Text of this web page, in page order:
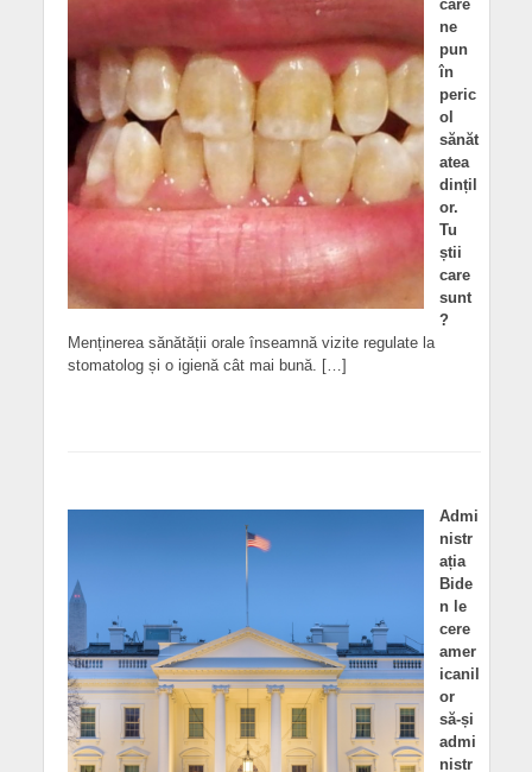
care
ne
pun
în
peric
ol
sănăt
atea
dințil
or.
Tu
știi
care
sunt
?
Menținerea sănătății orale înseamnă vizite regulate la
stomatolog și o igienă cât mai bună. […]
Admi
nistr
ația
Bide
n le
cere
amer
icanil
or
să-și
admi
nistr